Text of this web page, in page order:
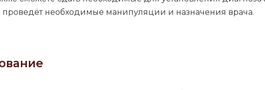
необходимые манипуляции и назначения врача.